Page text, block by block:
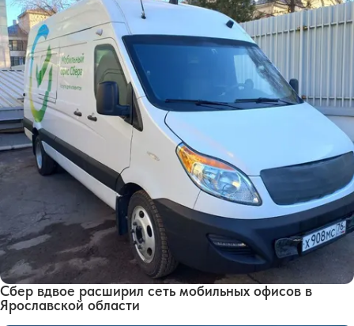
Сбер вдвое расширил сеть мобильных офисов в
Ярославской области